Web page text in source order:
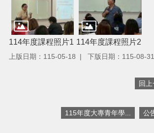
站
資
料
開
114年度課程照片1 114年度課程照片2
上版日期：115-05-18 下版日期：115-08-31
回
115年度大專青年學... 公